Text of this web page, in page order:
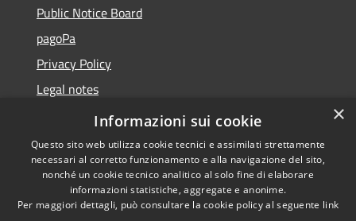
Public Notice Board
pagoPa
Privacy Policy
Legal notes
Accessibility Statement
Accessibility
Copyright © 2026 • Città di
Imperia • Powered by
×
Informazioni sui cookie
Questo sito web utilizza cookie tecnici e assimilati strettamente
necessari al corretto funzionamento e alla navigazione del sito,
nonché un cookie tecnico analitico al solo fine di elaborare
informazioni statistiche, aggregate e anonime.
Per maggiori dettagli, può consultare la cookie policy al seguente link